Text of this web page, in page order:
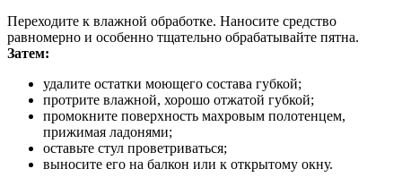
Переходите к влажной обработке. Наносите средство
равномерно и особенно тщательно обрабатывайте пятна.
Затем:
удалите остатки моющего состава губкой;
протрите влажной, хорошо отжатой губкой;
промокните поверхность махровым полотенцем,
прижимая ладонями;
оставьте стул проветриваться;
выносите его на балкон или к открытому окну.